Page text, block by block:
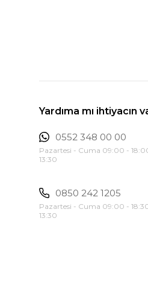
Yardıma mı ihtiyacın
0552 348 00 00
Pazartesi - Cuma 09:00 -
13:30
0850 242 1205
Pazartesi - Cuma 09:00 -
13:30